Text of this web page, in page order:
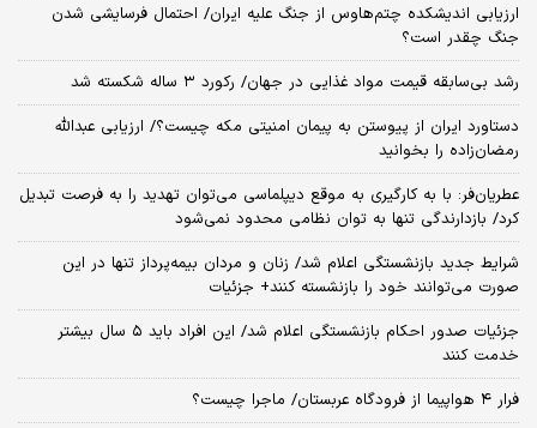
ارزیابی اندیشکده چتم‌هاوس از جنگ علیه ایران/ احتمال فرسایشی شدن
جنگ چقدر است؟
رشد بی‌سابقه قیمت مواد غذایی در جهان/ رکورد ۳ ساله شکسته شد
دستاورد ایران از پیوستن به پیمان امنیتی مکه چیست؟/ ارزیابی عبدالله
رمضان‌زاده را بخوانید
عطریان‌فر: با به کارگیری به موقع دیپلماسی می‌توان تهدید را به فرصت تبدیل
کرد/ بازدارندگی تنها به توان نظامی محدود نمی‌شود
شرایط جدید بازنشستگی اعلام شد/ زنان و مردان بیمه‌پرداز تنها در این
صورت می‌توانند خود را بازنشسته کنند+ جزئیات
جزئیات صدور احکام بازنشستگی اعلام شد/ این افراد باید ۵ سال بیشتر
خدمت کنند
فرار ۴ هواپیما از فرودگاه عربستان/ ماجرا چیست؟